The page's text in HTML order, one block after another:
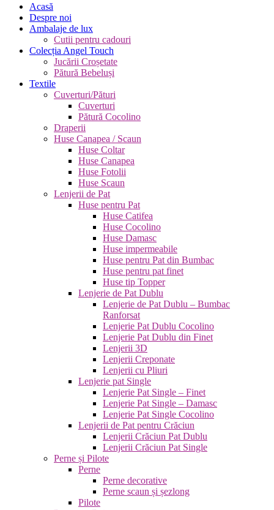
Acasă
Despre noi
Ambalaje de lux
Cutii pentru cadouri
Colecția Angel Touch
Jucării Croșetate
Pătură Bebeluși
Textile
Cuverturi/Pături
Cuverturi
Pătură Cocolino
Draperii
Huse Canapea / Scaun
Huse Coltar
Huse Canapea
Huse Fotolii
Huse Scaun
Lenjerii de Pat
Huse pentru Pat
Huse Catifea
Huse Cocolino
Huse Damasc
Huse impermeabile
Huse pentru Pat din Bumbac
Huse pentru pat finet
Huse tip Topper
Lenjerie de Pat Dublu
Lenjerie de Pat Dublu – Bumbac
Ranforsat
Lenjerie Pat Dublu Cocolino
Lenjerie Pat Dublu din Finet
Lenjerii 3D
Lenjerii Creponate
Lenjerii cu Pliuri
Lenjerie pat Single
Lenjerie Pat Single – Finet
Lenjerie Pat Single – Damasc
Lenjerie Pat Single Cocolino
Lenjerii de Pat pentru Crăciun
Lenjerii Crăciun Pat Dublu
Lenjerii Crăciun Pat Single
Perne și Pilote
Perne
Perne decorative
Perne scaun și șezlong
Pilote